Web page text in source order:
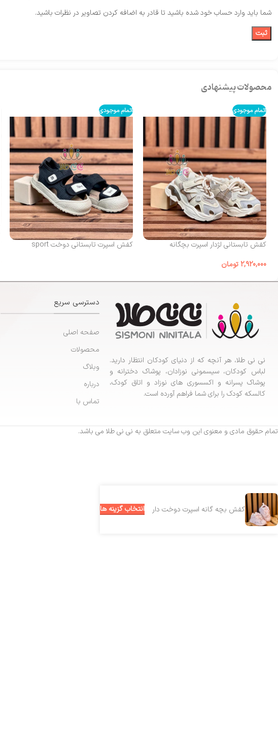
شما باید وارد حساب خود شده باشید تا قادر به اضافه کردن تصاویر در نظرات باشید.
محصولات پیشنهادی
اتمام موجودی
کفش تابستانی لژدار اسپرت بچگانه
2,920,000 تومان
اتمام موجودی
کفش اسپرت تابستانی دوخت sport
نی نی طلا، هر آنچه که از دنیای کودکان انتظار دارید.
لباس کودکان، سیسمونی نوزادان، پوشاک دخترانه و
پوشاک پسرانه و اکسسوری های نوزاد و اتاق کودک،
کالسکه کودک را برای شما فراهم آورده است.
دسترسی سریع
صفحه اصلی
محصولات
وبلاگ
درباره
تماس با
تمام حقوق مادی و معنوی این وب سایت متعلق به نی نی طلا می باشد.
کفش بچه گانه اسپرت دوخت دار انتخاب گزینه ها